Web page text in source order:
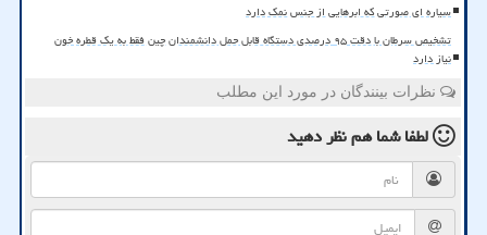
سیاره ای صورتی که ابرهایی از جنس نمک دارد
تشخیص سرطان با دقت ۹۵ درصدی دستگاه قابل حمل دانشمندان چین فقط به یک قطره خون
نیاز دارد
نظرات بینندگان در مورد این مطلب
لطفا شما همنظر دهید